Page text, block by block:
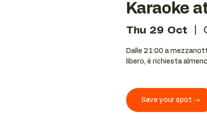
Karaoke
Thu 29 Oct
Dalle 21:00 a
libero, è richiesta
Save your spot →